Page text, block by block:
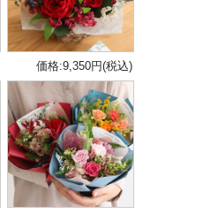
価格:9,350円(税込)